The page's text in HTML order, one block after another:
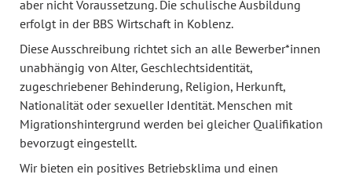
aber nicht Voraussetzung. Die schulische Ausbildung
erfolgt in der BBS Wirtschaft in Koblenz.
Diese Ausschreibung richtet sich an alle Bewerber*innen
unabhängig von Alter, Geschlechtsidentität,
zugeschriebener Behinderung, Religion, Herkunft,
Nationalität oder sexueller Identität. Menschen mit
Migrationshintergrund werden bei gleicher Qualifikation
bevorzugt eingestellt.
Wir bieten ein positives Betriebsklima und einen